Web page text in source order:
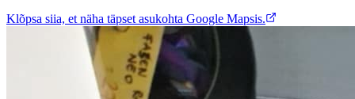
Klõpsa siia, et näha täpset asukohta Google Mapsis.